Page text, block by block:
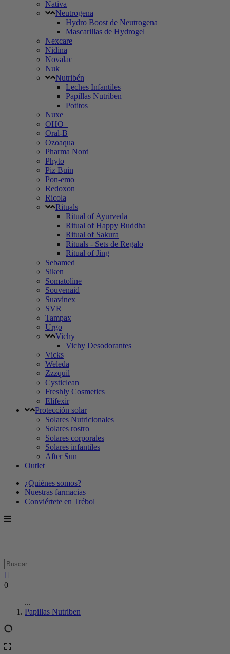
Nativa
Neutrogena
Hydro Boost de Neutrogena
Mascarillas de Hydrogel
Nexcare
Nidina
Novalac
Nuk
Nutribén
Leches Infantiles
Papillas Nutriben
Potitos
Nuxe
OHO+
Oral-B
Ozoaqua
Pharma Nord
Phyto
Piz Buin
Pon-emo
Redoxon
Ricola
Rituals
Ritual of Ayurveda
Ritual of Happy Buddha
Ritual of Sakura
Rituals - Sets de Regalo
Ritual of Jing
Sebamed
Siken
Somatoline
Souvenaid
Suavinex
SVR
Tampax
Urgo
Vichy
Vichy Desodorantes
Vicks
Weleda
Zzzquil
Cysticlean
Freshly Cosmetics
Elifexir
Protección solar
Solares Nutricionales
Solares rostro
Solares corporales
Solares infantiles
After Sun
Outlet
¿Quiénes somos?
Nuestras farmacias
Conviértete en Trébol
0
...
Papillas Nutriben